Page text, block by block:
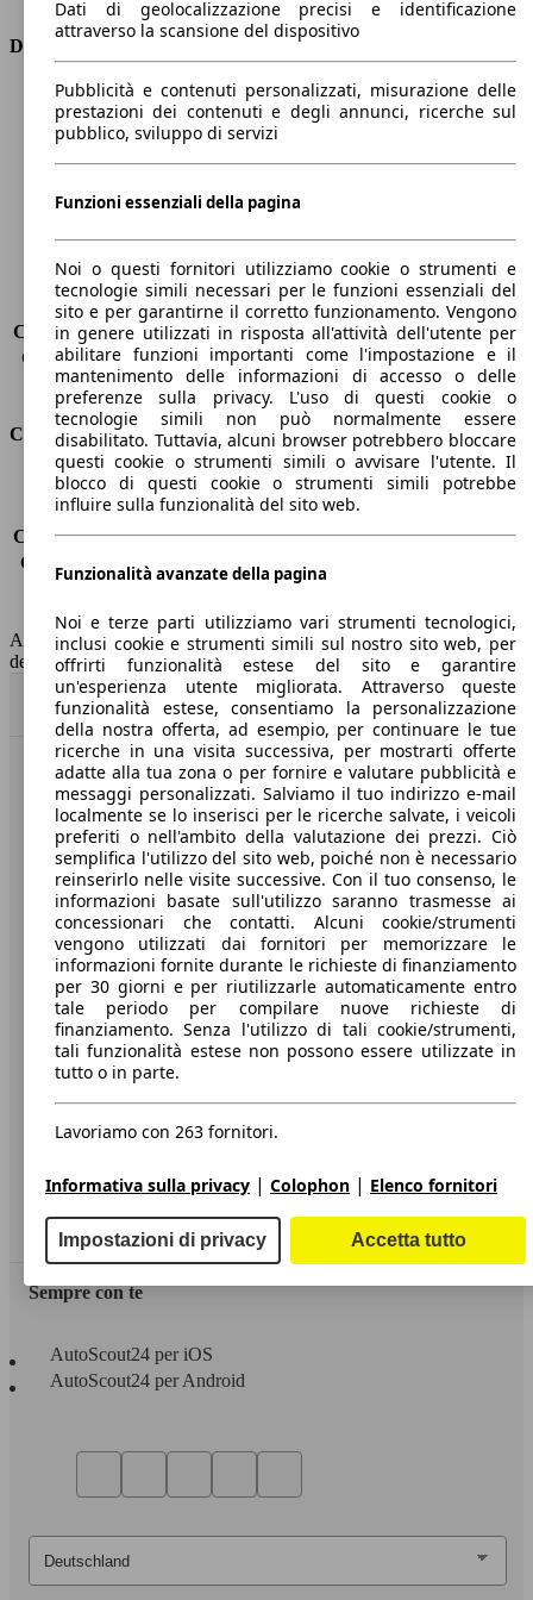
Dimensioni
Lunghezza
4380 mm
Altezza
1610 mm
Larghezza
Peso massimo
2059 kg
Sedili
5
Carico sul tetto
-
Capacità di traino (senza freni) -
Capacità di traino (con freni)
1800 kg
Volume del bagagliaio
521 - 1630 l
Consumi
Emissioni di CO2*
149 g/km (komb.)
Consumo (urbano)
-
Consumo (extra-urbano) -
Consumo (combinato)*
6.5 l/100km
Capacità del serbatoio
55 l
AutoScout24 non si assume alcuna responsabilità per la correttezza
dei dati.
Torna su
Benvenuti su AutoScout24, il mercato auto europeo.
Società
A proposito di AutoScout24
Stampa
Media
Condizioni generali
Informazioni
Privacy
Dichiarazione di Accessibilità
Servizi
Area rivenditori
Sempre con te
AutoScout24 per iOS
AutoScout24 per Android
Dati di geolocalizzazione precisi e identificazione
attraverso la scansione del dispositivo
Pubblicità e contenuti personalizzati, misurazione delle
prestazioni dei contenuti e degli annunci, ricerche sul
pubblico, sviluppo di servizi
Funzioni essenziali della pagina
Noi o questi fornitori utilizziamo cookie o strumenti e
tecnologie simili necessari per le funzioni essenziali del
sito e per garantirne il corretto funzionamento. Vengono
in genere utilizzati in risposta all'attività dell'utente per
abilitare funzioni importanti come l'impostazione e il
mantenimento delle informazioni di accesso o delle
preferenze sulla privacy. L'uso di questi cookie o
tecnologie simili non può normalmente essere
disabilitato. Tuttavia, alcuni browser potrebbero bloccare
questi cookie o strumenti simili o avvisare l'utente. Il
blocco di questi cookie o strumenti simili potrebbe
influire sulla funzionalità del sito web.
Funzionalità avanzate della pagina
Noi e terze parti utilizziamo vari strumenti tecnologici,
inclusi cookie e strumenti simili sul nostro sito web, per
offrirti funzionalità estese del sito e garantire
un'esperienza utente migliorata. Attraverso queste
funzionalità estese, consentiamo la personalizzazione
della nostra offerta, ad esempio, per continuare le tue
ricerche in una visita successiva, per mostrarti offerte
adatte alla tua zona o per fornire e valutare pubblicità e
messaggi personalizzati. Salviamo il tuo indirizzo e-mail
localmente se lo inserisci per le ricerche salvate, i veicoli
preferiti o nell'ambito della valutazione dei prezzi. Ciò
semplifica l'utilizzo del sito web, poiché non è necessario
reinserirlo nelle visite successive. Con il tuo consenso, le
informazioni basate sull'utilizzo saranno trasmesse ai
concessionari che contatti. Alcuni cookie/strumenti
vengono utilizzati dai fornitori per memorizzare le
informazioni fornite durante le richieste di finanziamento
per 30 giorni e per riutilizzarle automaticamente entro
tale periodo per compilare nuove richieste di
finanziamento. Senza l'utilizzo di tali cookie/strumenti,
tali funzionalità estese non possono essere utilizzate in
tutto o in parte.
Lavoriamo con 263 fornitori.
Informativa sulla privacy | Colophon | Elenco fornitori
Impostazioni di privacy Accetta tutto